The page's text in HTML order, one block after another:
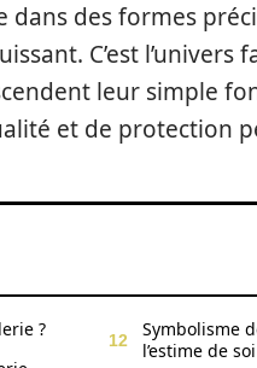
dans des formes
C’est l’univers
leur simple
et de protection
?
Symbolisme
l’estime de soi